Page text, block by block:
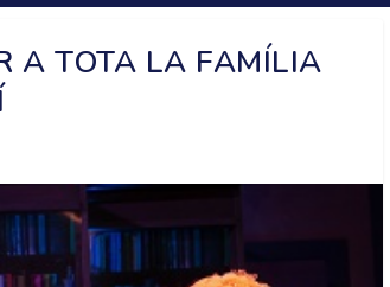
A TOTA LA FAMÍLIA